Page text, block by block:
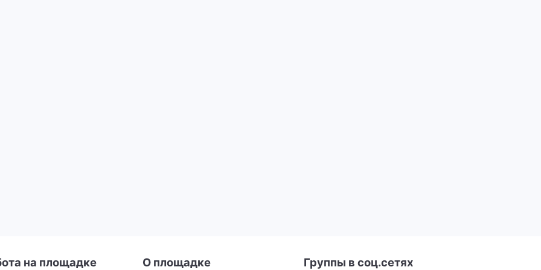
на площадке О площадке Группы в соц.сетях